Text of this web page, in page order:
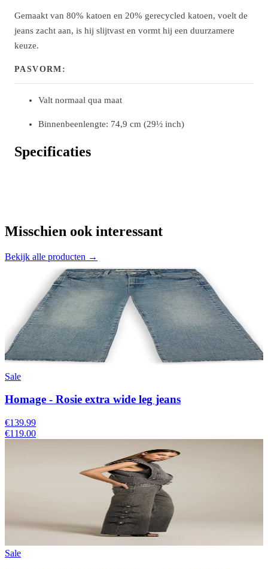
Gemaakt van 80% katoen en 20% gerecycled katoen, voelt de
jeans zacht aan, is hij slijtvast en vormt hij een duurzamere
keuze.
PASVORM:
Valt normaal qua maat
Binnenbeenlengte: 74,9 cm (29½ inch)
Specificaties
Misschien ook interessant
Bekijk alle producten →
Sale
Homage - Rosie extra wide leg jeans
€139.99
€119.00
Sale